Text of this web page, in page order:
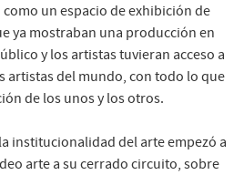
un espacio de exhibición de
ya mostraban una producción en
y los artistas tuvieran acceso a
artistas del mundo, con todo lo que
de los unos y los otros.
institucionalidad del arte empezó a
arte a su cerrado circuito, sobre